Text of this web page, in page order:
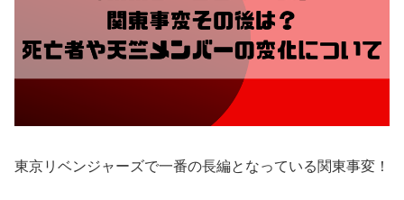
東京リベンジャーズで一番の長編となっている関東事変！